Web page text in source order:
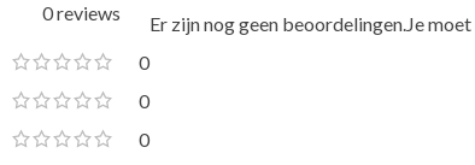
0 reviews
0
0
0
Er zijn nog geen beoordelingen.Je moet